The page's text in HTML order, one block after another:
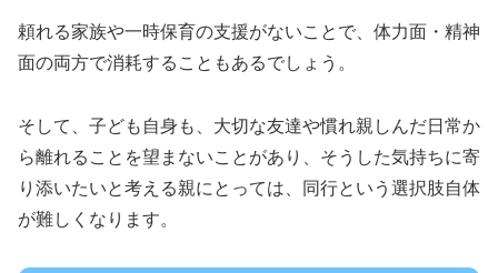
頼れる家族や一時保育の支援がないことで、体力面・精神
面の両方で消耗することもあるでしょう。
そして、子ども自身も、大切な友達や慣れ親しんだ日常か
ら離れることを望まないことがあり、そうした気持ちに寄
り添いたいと考える親にとっては、同行という選択肢自体
が難しくなります。